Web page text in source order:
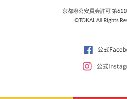
京都府公安員会許可 第
©TOKAI. All Rights
公式
公式